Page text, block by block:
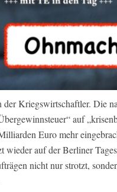
Kriegswirtschaftler. Die
auf
Euro mehr
wieder auf der Berliner
nicht nur strotzt,